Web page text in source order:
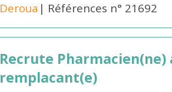
Deroua | Références n° 21692
Recrute
remplacant(e)